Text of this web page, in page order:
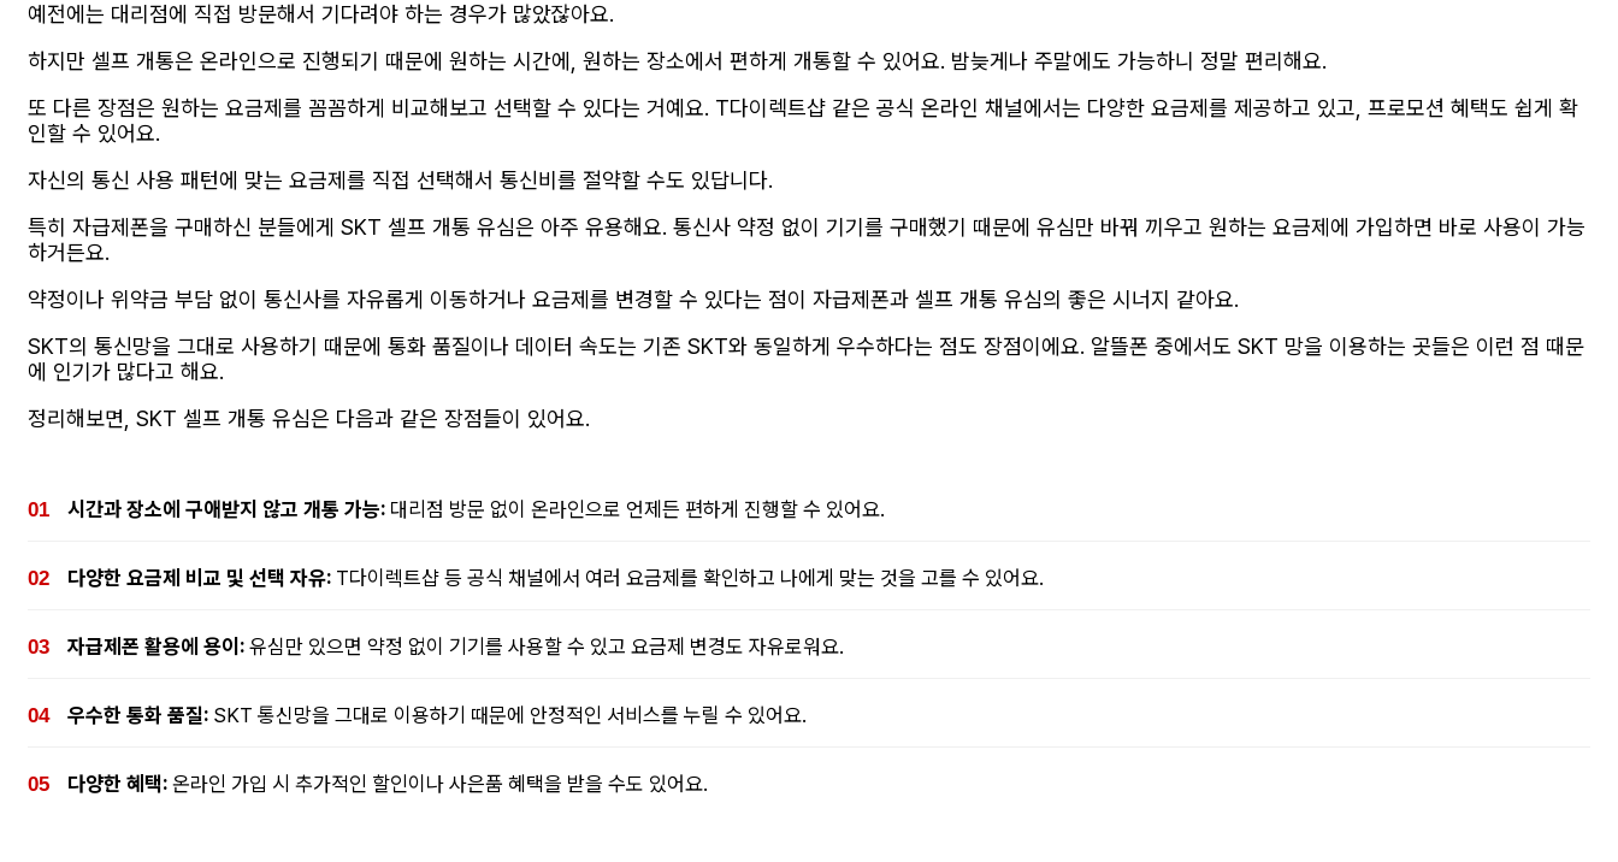
예전에는 대리점에 직접 방문해서 기다려야 하는 경우가 많았잖아요.
하지만 셀프 개통은 온라인으로 진행되기 때문에 원하는 시간에, 원하는 장소에서 편하게 개통할 수 있어요. 밤늦게나 주말에도 가능하니 정말 편리해요.
또 다른 장점은 원하는 요금제를 꼼꼼하게 비교해보고 선택할 수 있다는 거예요. T다이렉트샵 같은 공식 온라인 채널에서는 다양한 요금제를 제공하고 있고, 프로모션 혜택도 쉽게 확
인할 수 있어요.
자신의 통신 사용 패턴에 맞는 요금제를 직접 선택해서 통신비를 절약할 수도 있답니다.
특히 자급제폰을 구매하신 분들에게 SKT 셀프 개통 유심은 아주 유용해요. 통신사 약정 없이 기기를 구매했기 때문에 유심만 바꿔 끼우고 원하는 요금제에 가입하면 바로 사용이 가능
하거든요.
약정이나 위약금 부담 없이 통신사를 자유롭게 이동하거나 요금제를 변경할 수 있다는 점이 자급제폰과 셀프 개통 유심의 좋은 시너지 같아요.
SKT의 통신망을 그대로 사용하기 때문에 통화 품질이나 데이터 속도는 기존 SKT와 동일하게 우수하다는 점도 장점이에요. 알뜰폰 중에서도 SKT 망을 이용하는 곳들은 이런 점 때문
에 인기가 많다고 해요.
정리해보면, SKT 셀프 개통 유심은 다음과 같은 장점들이 있어요.
시간과 장소에 구애받지 않고 개통 가능: 대리점 방문 없이 온라인으로 언제든 편하게 진행할 수 있어요.
다양한 요금제 비교 및 선택 자유: T다이렉트샵 등 공식 채널에서 여러 요금제를 확인하고 나에게 맞는 것을 고를 수 있어요.
자급제폰 활용에 용이: 유심만 있으면 약정 없이 기기를 사용할 수 있고 요금제 변경도 자유로워요.
우수한 통화 품질: SKT 통신망을 그대로 이용하기 때문에 안정적인 서비스를 누릴 수 있어요.
다양한 혜택: 온라인 가입 시 추가적인 할인이나 사은품 혜택을 받을 수도 있어요.